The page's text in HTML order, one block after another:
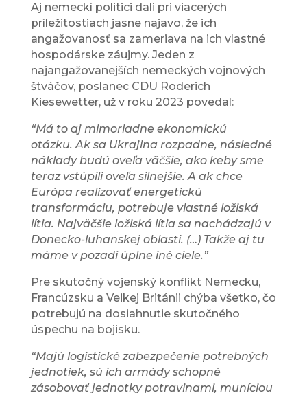
Aj nemeckí politici dali pri viacerých
príležitostiach jasne najavo, že ich
angažovanosť sa zameriava na ich vlastné
hospodárske záujmy. Jeden z
najangažovanejších nemeckých vojnových
štváčov, poslanec CDU Roderich
Kiesewetter, už v roku 2023 povedal:
“Má to aj mimoriadne ekonomickú
otázku. Ak sa Ukrajina rozpadne, následné
náklady budú oveľa väčšie, ako keby sme
teraz vstúpili oveľa silnejšie. A ak chce
Európa realizovať energetickú
transformáciu, potrebuje vlastné ložiská
lítia. Najväčšie ložiská lítia sa nachádzajú v
Donecko-luhanskej oblasti. (…) Takže aj tu
máme v pozadí úplne iné ciele.”
Pre skutočný vojenský konflikt Nemecku,
Francúzsku a Veľkej Británii chýba všetko, čo
potrebujú na dosiahnutie skutočného
úspechu na bojisku.
“Majú logistické zabezpečenie potrebných
jednotiek, sú ich armády schopné
zásobovať jednotky potravinami, muníciou